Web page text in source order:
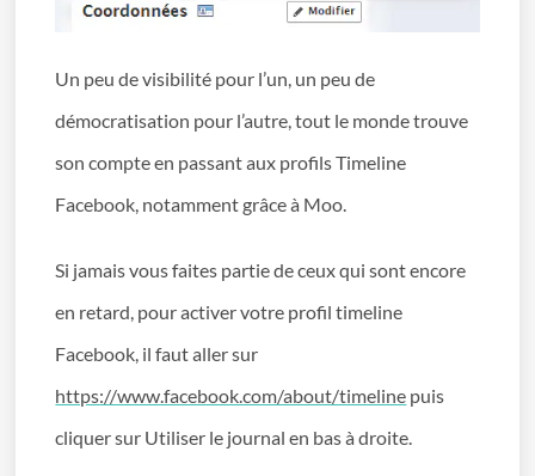
Un peu de visibilité pour l’un, un peu de
démocratisation pour l’autre, tout le monde trouve
son compte en passant aux profils Timeline
Facebook, notamment grâce à Moo.
Si jamais vous faites partie de ceux qui sont encore
en retard, pour activer votre profil timeline
Facebook, il faut aller sur
https://www.facebook.com/about/timeline puis
cliquer sur Utiliser le journal en bas à droite.